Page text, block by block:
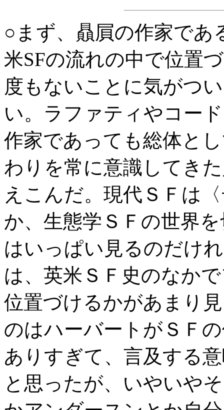
○まず、贔屓の作家であ
米SFの流れの中で位置
度もないことに気がつ
い。ラファティやコー
作家であっても総体と
わりを常に意識してき
えこんだ。現代ＳＦは
か、生態学ＳＦの世界
はいっぱい見るのだけ
は、英米ＳＦ史のなか
位置づけるかがあまり
のはハーバートがＳＦ
ありすぎて、言及する
と思ったが、いやいや